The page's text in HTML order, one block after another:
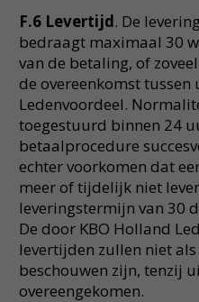
F.6 Levertijd. De
bedraagt maximaal 30
van de betaling, of
de overeenkomst tussen
Ledenvoordeel.
toegestuurd binnen 24
betaalprocedure
echter voorkomen dat
meer of tijdelijk niet
leveringstermijn van 30
De door KBO Holland
levertijden zullen niet
beschouwen zijn, tenzij
overeengekomen.